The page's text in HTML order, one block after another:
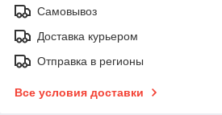
Самовывоз
Доставка курьером
Отправка в регионы
Все условия доставки